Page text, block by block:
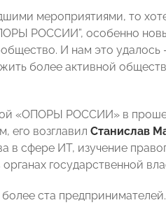
мероприятиями, то
РОССИИ”, особенно
И нам это удалось
более активной
«ОПОРЫ РОССИИ» в
его возглавил Станислав
в сфере ИТ, изучение
государственной
ста